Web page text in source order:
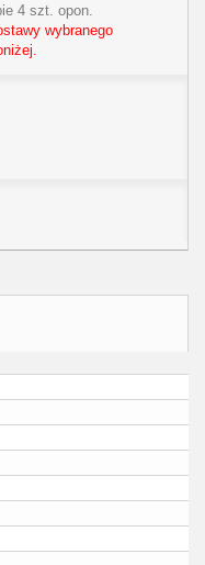
4 szt. opon.
wybranego